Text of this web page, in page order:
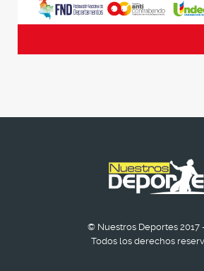
© Nuestros Deportes 2017
Todos los derechos